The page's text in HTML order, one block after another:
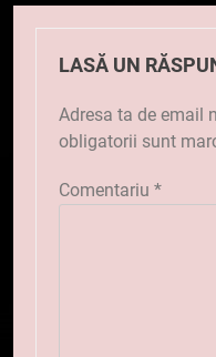
LASĂ UN
Adresa ta de email
obligatorii sunt
Comentariu *